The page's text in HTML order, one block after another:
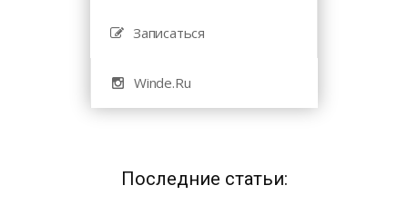
Записаться
Winde.Ru
Последние статьи: